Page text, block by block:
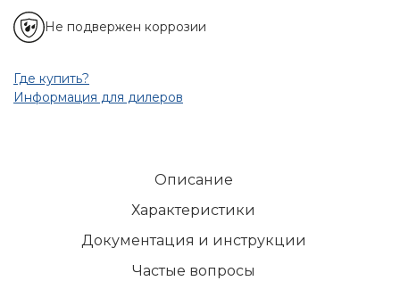
Не подвержен коррозии
Где купить?
Информация для дилеров
Описание
Характеристики
Документация и инструкции
Частые вопросы